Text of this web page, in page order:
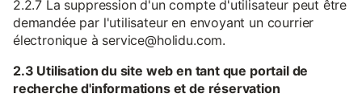
2.2.7 La suppression d'un compte d'utilisateur peut être
demandée par l'utilisateur en envoyant un courrier
électronique à service@holidu.com.
2.3 Utilisation du site web en tant que portail de
recherche d'informations et de réservation